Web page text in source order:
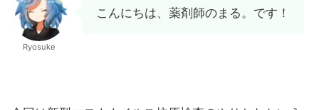
Ryosuke
こんにちは、薬剤師のまる。です！